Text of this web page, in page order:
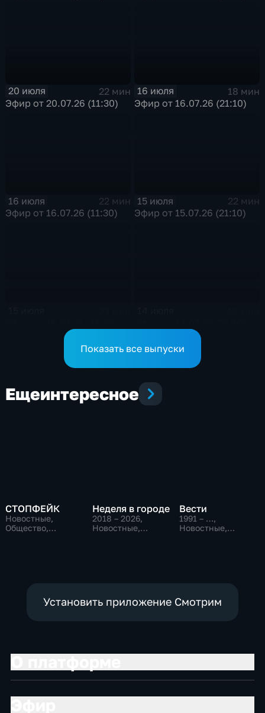
20 июля
22 мин
Эфир от 20.07.26 (11:30)
16 июля
18 мин
Эфир от 16.07.26 (21:10)
16 июля
22 мин
Эфир от 16.07.26 (11:30)
15 июля
22 мин
Эфир от 15.07.26 (21:10)
Показать все выпуски
Ещеинтересное
СТОПФЕЙК
Новостные,
Общество,
Неделя в городе
2018 – 2026,
Новостные,
Вести
1991 – …,
Новостные,
Установить приложение Смотрим